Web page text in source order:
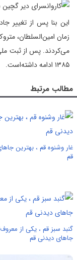
این بنا پس از تغییر
زمان امین‌السلطان،
۱۳۸۵ ادامه داشته‌است.
مطالب مرتبط
غار وشنوه قم ، بهترین
قم
گنبد سبز قم ، یکی از
جاهای دیدنی قم